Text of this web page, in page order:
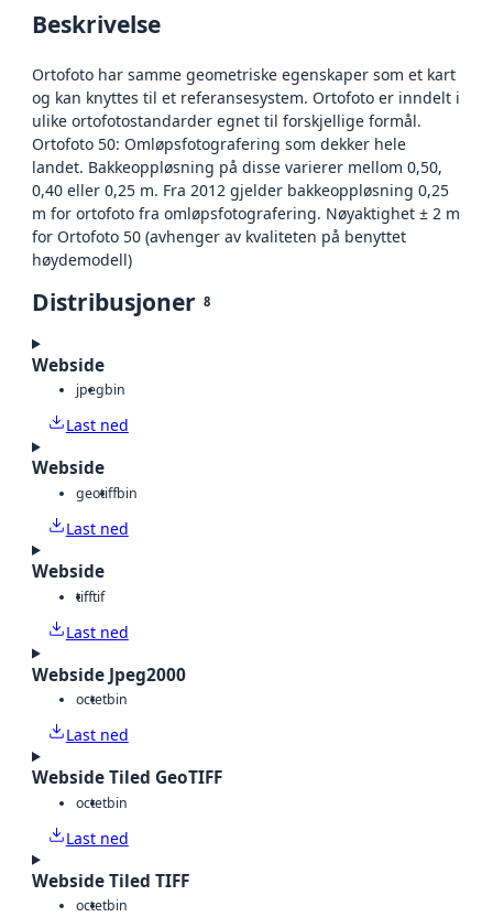
Beskrivelse
Ortofoto har samme geometriske egenskaper som et kart
og kan knyttes til et referansesystem. Ortofoto er inndelt i
ulike ortofotostandarder egnet til forskjellige formål.
Ortofoto 50: Omløpsfotografering som dekker hele
landet. Bakkeoppløsning på disse varierer mellom 0,50,
0,40 eller 0,25 m. Fra 2012 gjelder bakkeoppløsning 0,25
m for ortofoto fra omløpsfotografering. Nøyaktighet ± 2 m
for Ortofoto 50 (avhenger av kvaliteten på benyttet
høydemodell)
Distribusjoner 8
Webside
jpegbin
Last ned
Webside
geotiffbin
Last ned
Webside
tifftif
Last ned
Webside Jpeg2000
octetbin
Last ned
Webside Tiled GeoTIFF
octetbin
Last ned
Webside Tiled TIFF
octetbin